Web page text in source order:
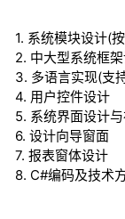
1. 系统模块设计(
2. 中大型系统框
3. 多语言实现(支
4. 用户控件设计
5. 系统界面设计
6. 设计向导窗面
7. 报表窗体设计
8. C#编码及技术